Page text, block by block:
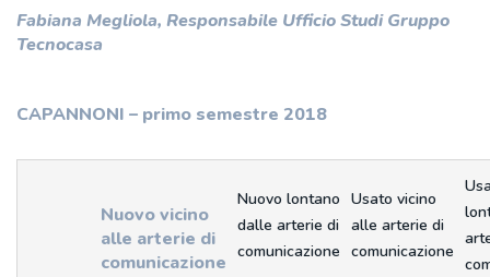
Fabiana Megliola, Responsabile Ufficio Studi Gruppo
Tecnocasa
CAPANNONI – primo semestre 2018
Nuovo vicino
alle arterie di
comunicazione
Nuovo lontano
dalle arterie di
comunicazione
Usato vicino
alle arterie di
comunicazione